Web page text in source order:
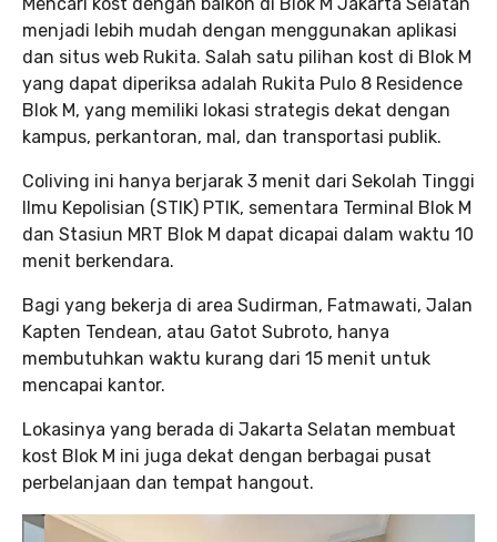
menjadi lebih mudah dengan menggunakan aplikasi
dan situs web Rukita. Salah satu pilihan kost di Blok M
yang dapat diperiksa adalah Rukita Pulo 8 Residence
Blok M, yang memiliki lokasi strategis dekat dengan
kampus, perkantoran, mal, dan transportasi publik.
Coliving ini hanya berjarak 3 menit dari Sekolah Tinggi
Ilmu Kepolisian (STIK) PTIK, sementara Terminal Blok M
dan Stasiun MRT Blok M dapat dicapai dalam waktu 10
menit berkendara.
Bagi yang bekerja di area Sudirman, Fatmawati, Jalan
Kapten Tendean, atau Gatot Subroto, hanya
membutuhkan waktu kurang dari 15 menit untuk
mencapai kantor.
Lokasinya yang berada di Jakarta Selatan membuat
kost Blok M ini juga dekat dengan berbagai pusat
perbelanjaan dan tempat hangout.